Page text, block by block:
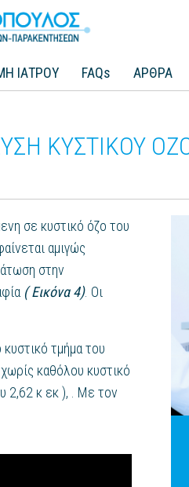
ΙΑΤΡΟΥ FAQs ΑΡΘΡΑ
ΚΥΣΤΙΚΟΥ
σε κυστικό όζο του
αμιγώς
στην
( Εικόνα 4). Οι
τμήμα του
καθόλου κυστικό
2,62 κ εκ ), . Με τον